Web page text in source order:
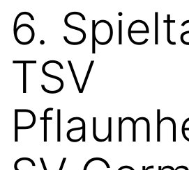
6.
TSV